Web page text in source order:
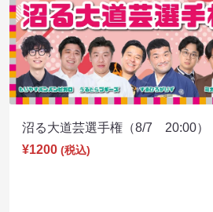
沼る大道芸選手権（8/7 20:00）
¥1200 (税込)